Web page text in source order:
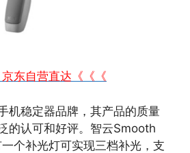
东自营直达《《《
机稳定器品牌，其产品的质量
的认可和好评。智云Smooth
个补光灯可实现三档补光，支